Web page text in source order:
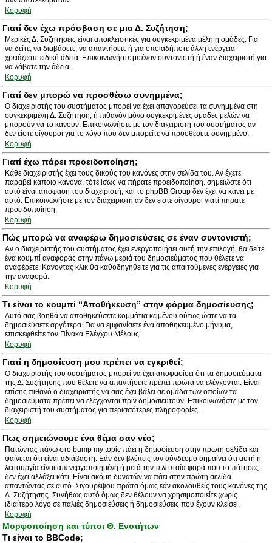
Κορυφή
Γιατί δεν έχω πρόσβαση σε μια Δ. Συζήτηση;
Μερικές Δ. Συζητήσεις είναι αποκλειστικές για συγκεκριμένα μέλη ή ομάδες. Για
να δείτε, να διαβάσετε, να απαντήσετε ή για οποιαδήποτε άλλη ενέργεια
χρειάζεστε ειδική άδεια. Επικοινωνήστε με έναν συντονιστή ή έναν διαχειριστή για
να λάβατε την άδεια.
Κορυφή
Γιατί δεν μπορώ να προσθέσω συνημμένα;
Ο διαχειριστής του συστήματος μπορεί να έχει απαγορεύσει τα συνημμένα στη
συγκεκριμένη Δ. Συζήτηση, ή πιθανόν μόνο συγκεκριμένες ομάδες μελών να
μπορούν να το κάνουν. Επικοινωνήστε με τον διαχειριστή του συστήματος αν
δεν είστε σίγουροι για το λόγο που δεν μπορείτε να προσθέσετε συνημμένο.
Κορυφή
Γιατί έχω πάρει προειδοποίηση;
Κάθε διαχειριστής έχει τους δικούς του κανόνες στην σελίδα του. Αν έχετε
παραβεί κάποιο κανόνα, τότε ίσως να πήρατε προειδοποίηση. σημειώστε ότι
αυτό είναι απόφαση του διαχειριστή, και το phpBB Group δεν έχει να κάνει με
αυτό. Επικοινωνήστε με τον διαχειριστή αν δεν είστε σίγουροι γιατί πήρατε
προειδοποίηση.
Κορυφή
Πώς μπορώ να αναφέρω δημοσιεύσεις σε έναν συντονιστή;
Αν ο διαχειριστής του συστήματος έχει ενεργοποιήσει αυτή την επιλογή, θα δείτε
ένα κουμπί αναφοράς στην πάνω μεριά του δημοσιεύματος που θέλετε να
αναφέρετε. Κάνοντας κλικ θα καθοδηγηθείτε για τις απαιτούμενες ενέργειες για
την αναφορά.
Κορυφή
Τι είναι το κουμπί “Αποθήκευση” στην φόρμα δημοσίευσης;
Αυτό σας βοηθά να αποθηκεύσετε κομμάτια κειμένου ούτως ώστε να τα
δημοσιεύσετε αργότερα. Για να εμφανίσετε ένα αποθηκευμένο μήνυμα,
επισκεφθείτε τον Πίνακα Ελέγχου Μέλους.
Κορυφή
Γιατί η δημοσίευση μου πρέπει να εγκριθεί;
Ο διαχειριστής του συστήματος μπορεί να έχει αποφασίσει ότι τα δημοσιεύματα
της Δ. Συζήτησης που θέλετε να απαντήσετε πρέπει πρώτα να ελέγχονται. Είναι
επίσης πιθανό ο διαχειριστής να σας έχει βάλει σε ομάδα των οποίων τα
δημοσιεύματα πρέπει να ελέγχονται πριν δημοσιευτούν. Επικοινωνήστε με τον
διαχειριστή του συστήματος για περισσότερες πληροφορίες.
Κορυφή
Πως σημειώνουμε ένα θέμα σαν νέο;
Πατώντας πάνω στο bump my topic πάει η δημοσίευση στην πρώτη σελίδα και
φαίνεται ότι είναι αδιάβαστη. Εάν δεν βλέπεις τον σύνδεσμο σημαίνει ότι αυτή η
λειτουργία είναι απενεργοποιημένη ή μετά την τελευταία φορά που το πάτησες
δεν έχει αλλάξει κάτι. Είναι ακόμη δυνατών να πάει στην πρώτη σελίδα
απαντώντας σε αυτό. Σιγουρέψου πρώτα όμως εάν ακολουθείς τους κανόνες της
Δ. Συζήτησης. Συνήθως αυτό όμως δεν θέλουν να χρησιμοποιείτε χωρίς
ιδιαίτερο λόγο σε παλιές δημοσιεύσεις ή δημοσιεύσεις που έχουν κλείσει.
Κορυφή
Μορφοποίηση και τύποι Θ. Ενοτήτων
Τι είναι το BBCode;